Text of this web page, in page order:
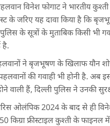
विनेश फोगाट ने भारतीय
के जरिए यह दावा किया है कि
पुलिस के सूत्रों के मुताबिक किसी भी
है.
ने बृजभूषण के खिलाफ यौन
की गवाही भी होनी है.
वाली हैं, दिल्ली पुलिस ने उनकी
ओलंपिक 2024 के बाद से ही
किग्रा फ्रीस्टाइल कुश्ती के